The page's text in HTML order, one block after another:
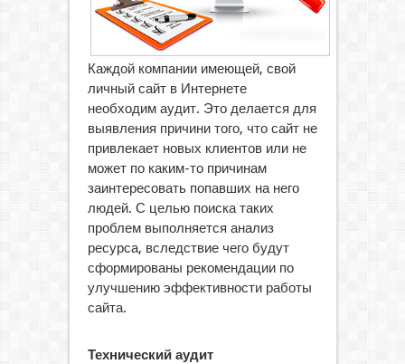
Каждой компании имеющей, свой
личный сайт в Интернете
необходим аудит. Это делается для
выявления причини того, что сайт не
привлекает новых клиентов или не
может по каким-то причинам
заинтересовать попавших на него
людей. С целью поиска таких
проблем выполняется анализ
ресурса, вследствие чего будут
сформированы рекомендации по
улучшению эффективности работы
сайта.
Технический аудит